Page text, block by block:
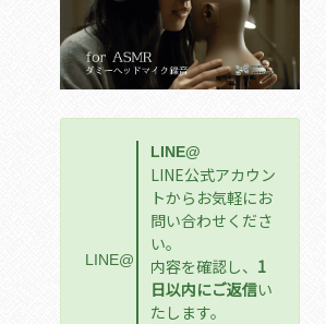
LINE@
LINE@
LINE公式アカウン
トからお気軽にお
問い合わせくださ
い。
内容を確認し、 1
日以内にご返信い
たします。